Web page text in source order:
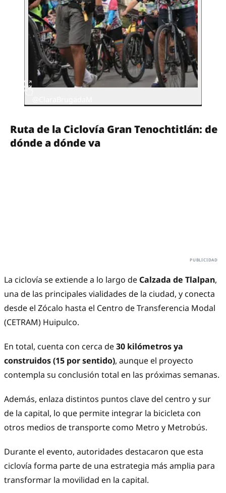
Ruta de la Ciclovía Gran Tenochtitlán: de
dónde a dónde va
La ciclovía se extiende a lo largo de Calzada de Tlalpan,
una de las principales vialidades de la ciudad, y conecta
desde el Zócalo hasta el Centro de Transferencia Modal
(CETRAM) Huipulco.
En total, cuenta con cerca de30 kilómetros ya
construidos (15 por sentido), aunque el proyecto
contempla su conclusión total en las próximas semanas.
Además, enlaza distintos puntos clave del centro y sur
de la capital, lo que permite integrar la bicicleta con
otros medios de transporte como Metro y Metrobús.
Durante el evento, autoridades destacaron que esta
ciclovía forma parte de una estrategia más amplia para
transformar la movilidad en la capital.